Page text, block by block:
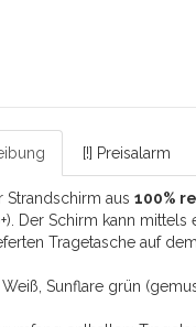
[!] Preisalarm
Strandschirm aus 100%
Der Schirm kann
Tragetasche auf
Weiß, Sunflare grün